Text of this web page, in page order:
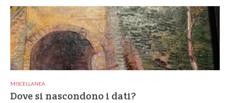
MISCELLANEA
Dove si nascondono i dati?